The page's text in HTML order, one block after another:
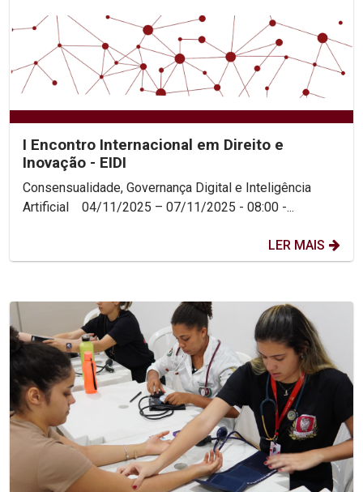
I Encontro Internacional em Direito e
Inovação - EIDI
Consensualidade, Governança Digital e Inteligência
Artificial 04/11/2025 – 07/11/2025 - 08:00 -...
LER MAIS